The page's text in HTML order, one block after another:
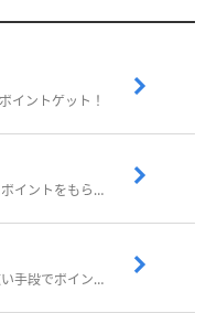
イントゲット！
歩いてポイ活！日常生活でお得にポイントをもらおう
歩いたりアンケート回答など幅広い手段でポイントをゲット